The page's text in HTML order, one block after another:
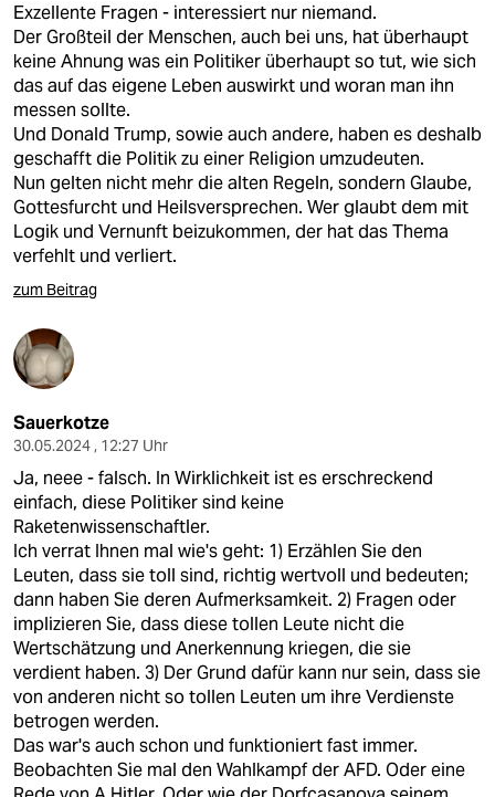
Exzellente Fragen - interessiert nur niemand.
Der Großteil der Menschen, auch bei uns, hat überhaupt
keine Ahnung was ein Politiker überhaupt so tut, wie sich
das auf das eigene Leben auswirkt und woran man ihn
messen sollte.
Und Donald Trump, sowie auch andere, haben es deshalb
geschafft die Politik zu einer Religion umzudeuten.
Nun gelten nicht mehr die alten Regeln, sondern Glaube,
Gottesfurcht und Heilsversprechen. Wer glaubt dem mit
Logik und Vernunft beizukommen, der hat das Thema
verfehlt und verliert.
zum Beitrag
Sauerkotze
30.05.2024 , 12:27 Uhr
Ja, neee - falsch. In Wirklichkeit ist es erschreckend
einfach, diese Politiker sind keine
Raketenwissenschaftler.
Ich verrat Ihnen mal wie's geht: 1) Erzählen Sie den
Leuten, dass sie toll sind, richtig wertvoll und bedeuten;
dann haben Sie deren Aufmerksamkeit. 2) Fragen oder
implizieren Sie, dass diese tollen Leute nicht die
Wertschätzung und Anerkennung kriegen, die sie
verdient haben. 3) Der Grund dafür kann nur sein, dass sie
von anderen nicht so tollen Leuten um ihre Verdienste
betrogen werden.
Das war's auch schon und funktioniert fast immer.
Beobachten Sie mal den Wahlkampf der AFD. Oder eine